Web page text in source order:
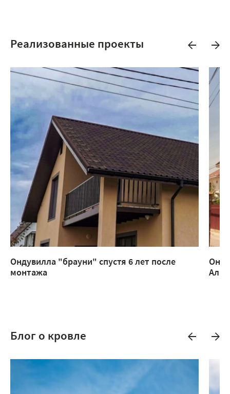
Реализованные проекты
Ондувилла "брауни" спустя 6 лет после
монтажа
Блог о кровле